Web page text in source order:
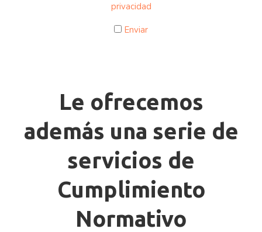
privacidad
Enviar
Le ofrecemos
además una serie de
servicios de
Cumplimiento
Normativo